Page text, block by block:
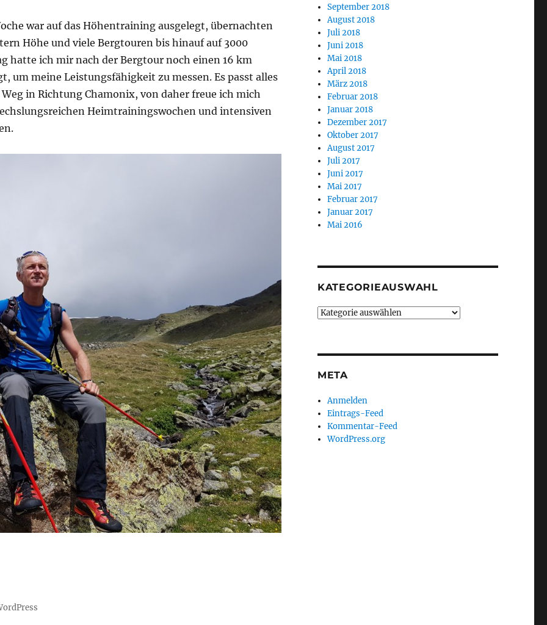
war auf das Höhentraining ausgelegt, übernachten
Höhe und viele Bergtouren bis hinauf auf 3000
hatte ich mir nach der Bergtour noch einen 16 km
um meine Leistungsfähigkeit zu messen. Es passt alles
in Richtung Chamonix, von daher freue ich mich
Heimtrainingswochen und intensiven
September 2018
August 2018
Juli 2018
Juni 2018
Mai 2018
April 2018
März 2018
Februar 2018
Januar 2018
Dezember 2017
Oktober 2017
August 2017
Juli 2017
Juni 2017
Mai 2017
Februar 2017
Januar 2017
Mai 2016
KATEGORIEAUSWAHL
Kategorieauswahl
META
Anmelden
Eintrags-Feed
Kommentar-Feed
WordPress.org